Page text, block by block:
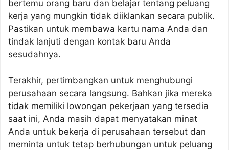
bertemu orang baru dan belajar tentang peluang
kerja yang mungkin tidak diiklankan secara publik.
Pastikan untuk membawa kartu nama Anda dan
tindak lanjuti dengan kontak baru Anda
sesudahnya.
Terakhir, pertimbangkan untuk menghubungi
perusahaan secara langsung. Bahkan jika mereka
tidak memiliki lowongan pekerjaan yang tersedia
saat ini, Anda masih dapat menyatakan minat
Anda untuk bekerja di perusahaan tersebut dan
meminta untuk tetap berhubungan untuk peluang